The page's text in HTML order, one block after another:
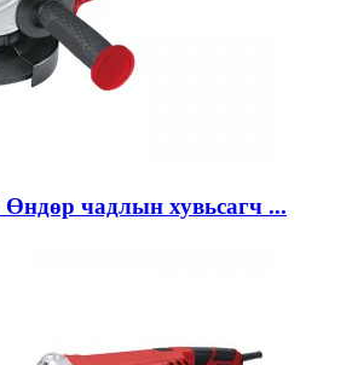
Өндөр чадлын хувьсагч ...